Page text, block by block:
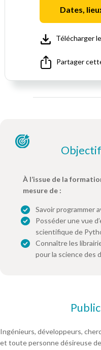
Dates,
Télécharger
Partager
À l’issue de la
mesure de :
Savoir programmer
Posséder une vue
scientifique de
Connaître les
pour la science des
Ingénieurs, développeurs,
et toute personne désireuse